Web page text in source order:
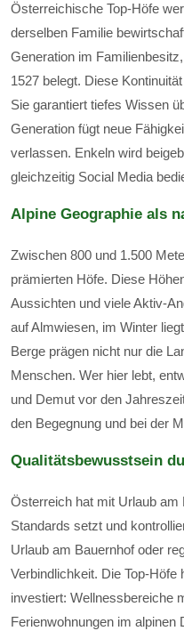
Österreichische Top-Höfe
derselben Familie
Generation im
1527 belegt. Diese
Sie garantiert tiefes Wissen
Generation fügt neue
verlassen. Enkeln wird
gleichzeitig Social Media
Alpine Geographie als
Zwischen 800 und 1.500
prämierten Höfe. Diese
Aussichten und viele Aktiv-
auf Almwiesen, im Winter
Berge prägen nicht nur die
Menschen. Wer hier lebt,
und Demut vor den
den Begegnung und bei der
Qualitätsbewusstsein
Österreich hat mit Urlaub am
Standards setzt und
Urlaub am Bauernhof oder
Verbindlichkeit. Die Top-
investiert: Wellnessbereiche
Ferienwohnungen im alpinen